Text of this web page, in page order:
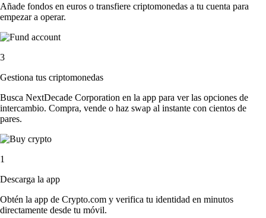
Añade fondos en euros o transfiere criptomonedas a tu cuenta para
empezar a operar.
3
Gestiona tus criptomonedas
Busca NextDecade Corporation en la app para ver las opciones de
intercambio. Compra, vende o haz swap al instante con cientos de
pares.
1
Descarga la app
Obtén la app de Crypto.com y verifica tu identidad en minutos
directamente desde tu móvil.